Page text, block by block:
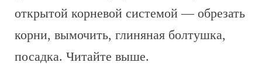
открытой корневой системой — обрезать
корни, вымочить, глиняная болтушка,
посадка. Читайте выше.